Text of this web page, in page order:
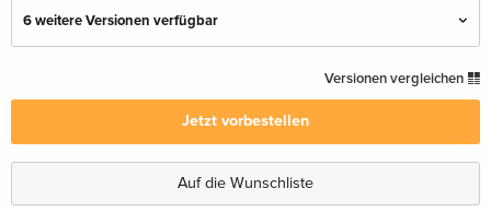
6 weitere Versionen verfügbar
CHF 67.90
3 4K Ultra HDs + 3 Blu-rays
CHF 86.50
Versionen vergleichen
Jetzt vorbestellen
Auf die Wunschliste